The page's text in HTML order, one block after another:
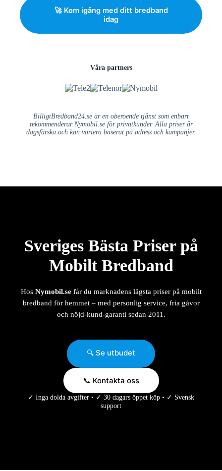
🚀 Kom igång med ditt bredband
idag
Våra partners
BilligtBredband24.se är en oberoende tjänst som enbart
rekommenderar Nymobil.se för privatkunder. Alla priser är
dagsfärska och kan variera baserat på adress och kampanjer.
Sveriges Bästa Priser på
Mobilt Bredband
Hos Nymobil.sefår du marknadens lägsta priser på mobilt
bredband för hemmet – med personlig service, fria gåvor
och nöjd-kund-garanti sedan 2011.
🔍 Se utbudet
📞 Kontakta oss
✓ Inga dolda avgifter • ✓ 30 dagars öppet köp • ✓ Svensk
support